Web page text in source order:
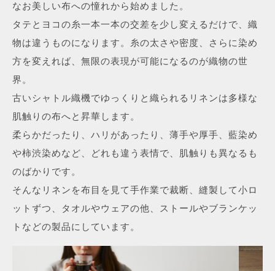
なお美しい布への憧れから始めました。
タテとヨコの糸一本一本の交差を少し変えるだけで、織
物は違うものになります。糸の太さや密度、さらに染め
方を変えれば、無限の表現が可能になるのが織物の世
界。
古いシャトル織機でゆっくりと織られるリネンは多様な
肌触りの布へと昇華します。
柔らかだったり、ハリがあったり、薄手や厚手、藍染め
や柿渋染めなど、どれも違う表情で、肌触りも異なるも
のばかりです。
そんなリネンを布目を見て手作業で裁断、縫製して小ロ
ットずつ、タオルやウェアの他、ストールやブランケッ
トなどの製品にしています。